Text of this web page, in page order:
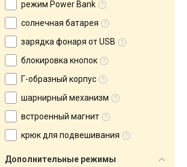
режим Power Bank
солнечная батарея
зарядка фонаря от USB
блокировка кнопок
Г-образный корпус
шарнирный механизм
встроенный магнит
крюк для подвешивания
Дополнительные режимы